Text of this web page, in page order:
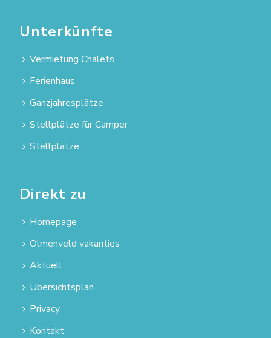
Unterkünfte
Vermietung Chalets
Ferienhaus
Ganzjahresplätze
Stellplätze für Camper
Stellplätze
Direkt zu
Homepage
Olmenveld vakanties
Aktuell
Übersichtsplan
Privacy
Kontakt